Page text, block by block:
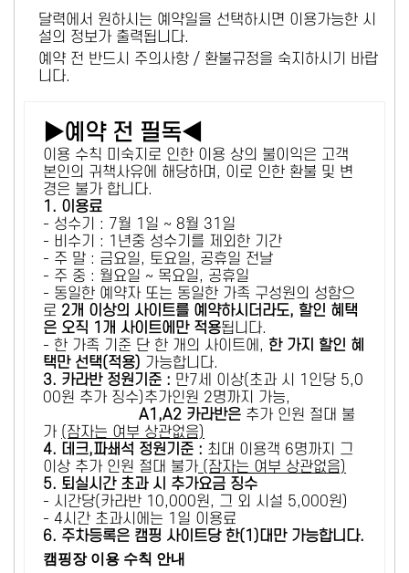
달력에서 원하시는 예약일을 선택하시면 이용가능한 시
설의 정보가 출력됩니다.
예약 전 반드시 주의사항 / 환불규정을 숙지하시기 바랍
니다.
▶예약 전 필독◀
이용 수칙 미숙지로 인한 이용 상의 불이익은 고객
본인의 귀책사유에 해당하며, 이로 인한 환불 및 변
경은 불가 합니다.
1. 이용료
- 성수기 : 7월 1일 ~ 8월 31일
- 비수기 : 1년중 성수기를 제외한 기간
- 주 말 : 금요일, 토요일, 공휴일 전날
- 주 중 : 월요일 ~ 목요일, 공휴일
- 동일한 예약자 또는 동일한 가족 구성원의 성함으
로 2개 이상의 사이트를 예약하시더라도, 할인 혜택
은 오직 1개 사이트에만 적용됩니다.
- 한 가족 기준 단 한 개의 사이트에, 한 가지 할인 혜
택만 선택(적용) 가능합니다.
3. 카라반 정원기준 : 만7세 이상(초과 시 1인당 5,0
00원 추가 징수)추가인원 2명까지 가능,
A1,A2 카라반은 추가 인원 절대 불
가 (잠자는 여부 상관없음)
4. 데크,파쇄석 정원기준 : ​최대 이용객 6명까지 그
이상 추가 인원 절대 불가 (잠자는 여부 상관없음)
5. 퇴실시간 초과 시 추가요금 징수
- 시간당(카라반 10,000원, 그 외 시설 5,000원)
- 4시간 초과시에는 1일 이용료
6. 주차등록은 캠핑 사이트당 한(1)대만 가능합니다.
캠핑장 이용 수칙 안내